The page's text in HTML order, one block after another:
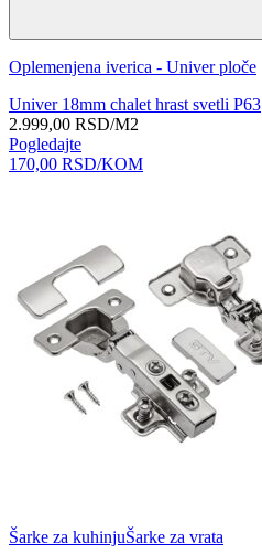
Oplemenjena iverica - Univer ploče
Univer 18mm chalet hrast svetli P63
2.999,00 RSD/M2
Pogledajte
170,00 RSD/KOM
Šarke za kuhinjuŠarke za vrata